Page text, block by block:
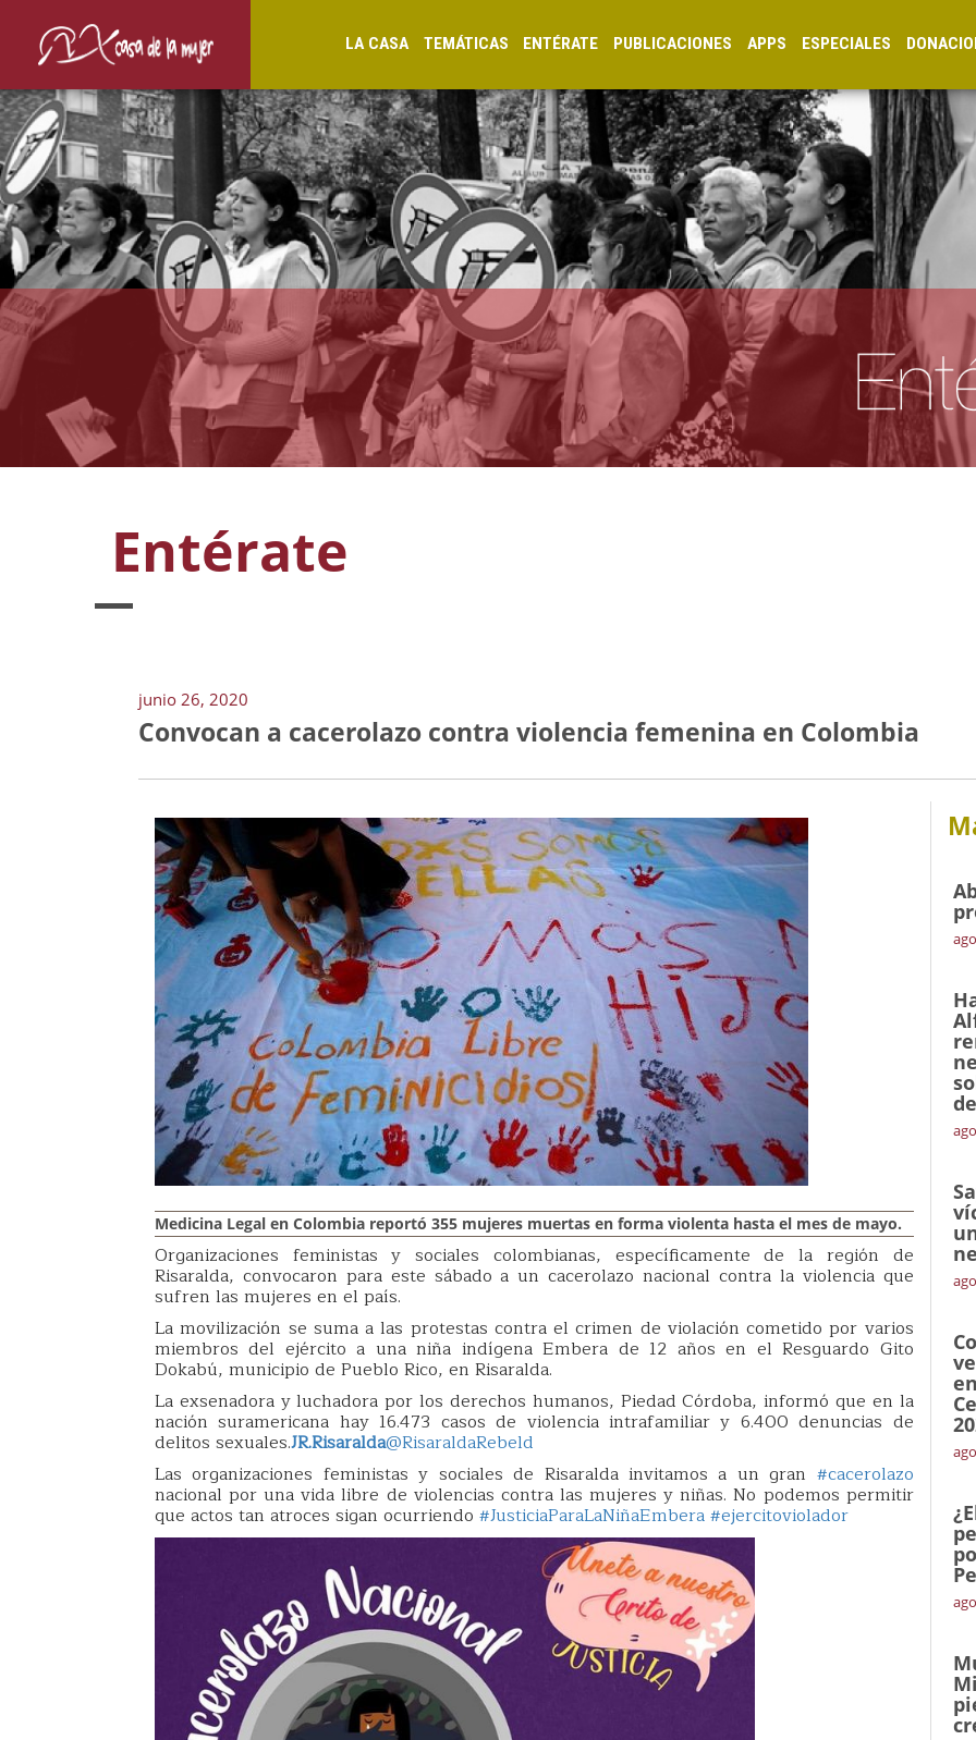
LA CASA TEMÁTICAS ENTÉRATE PUBLICACIONES APPS ESPECIALES
Entérate
junio 26, 2020
Convocan a cacerolazo contra violencia femenina en Colombia
Medicina Legal en Colombia reportó 355 mujeres muertas en forma violenta hasta el mes de mayo.
Organizaciones feministas y sociales colombianas, específicamente de la región de
Risaralda, convocaron para este sábado a un cacerolazo nacional contra la violencia que
sufren las mujeres en el país.
La movilización se suma a las protestas contra el crimen de violación cometido por varios
miembros del ejército a una niña indígena Embera de 12 años en el Resguardo Gito
Dokabú, municipio de Pueblo Rico, en Risaralda.
La exsenadora y luchadora por los derechos humanos, Piedad Córdoba, informó que en la
nación suramericana hay 16.473 casos de violencia intrafamiliar y 6.400 denuncias de
delitos sexuales.JR.Risaralda@RisaraldaRebeld
Las organizaciones feministas y sociales de Risaralda invitamos a un gran #cacerolazo
nacional por una vida libre de violencias contra las mujeres y niñas. No podemos permitir
que actos tan atroces sigan ocurriendo #JusticiaParaLaNiñaEmbera#ejercitoviolador